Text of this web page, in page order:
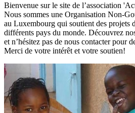
Bienvenue sur le site de l’association
Nous sommes une Organisation Non-
au Luxembourg qui soutient des projets
différents pays du monde. Découvrez
et n’hésitez pas de nous contacter pour
Merci de votre intérêt et votre soutien!